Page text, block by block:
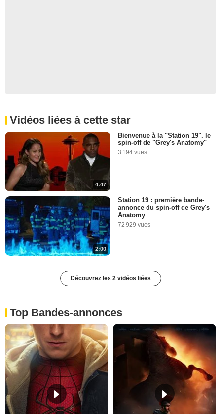
Vidéos liées à cette star
4:47
Bienvenue à la "Station 19", le
spin-off de "Grey's Anatomy"
3 194 vues
2:00
Station 19 : première bande-
annonce du spin-off de Grey's
Anatomy
72 929 vues
Découvrez les 2 vidéos liées
Top Bandes-annonces